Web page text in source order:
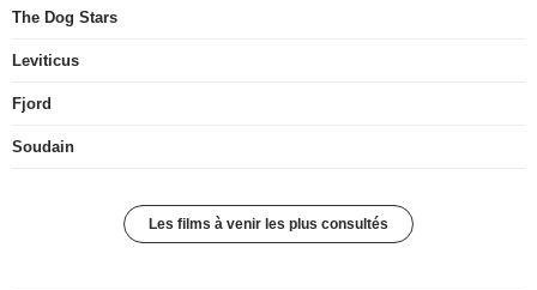
The Dog Stars
Leviticus
Fjord
Soudain
Les films à venir les plus consultés